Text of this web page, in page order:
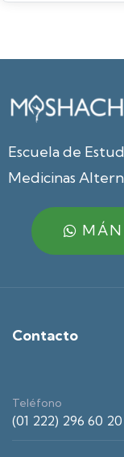
Escuela de
Medicinas
Contacto
Teléfono
(01 222) 296 60 20